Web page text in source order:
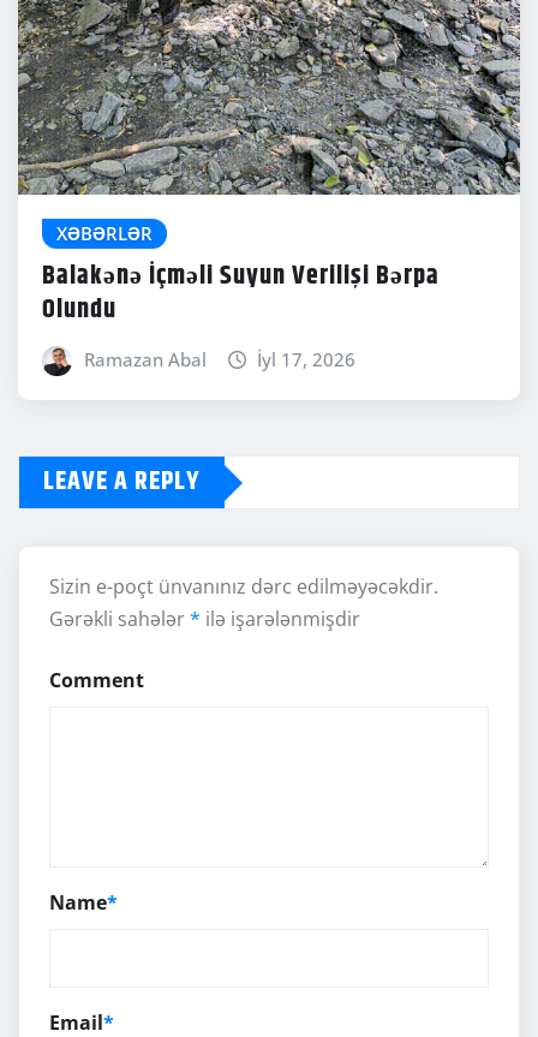
XƏBƏRLƏR
Balakənə İçməli Suyun Verilişi Bərpa
Olundu
Ramazan Abal İyl 17, 2026
LEAVE A REPLY
Sizin e-poçt ünvanınız dərc edilməyəcəkdir.
Gərəkli sahələr* ilə işarələnmişdir
Comment
Name*
Email*